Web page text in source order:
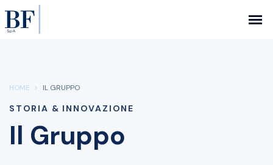
HOME IL GRUPPO
STORIA & INNOVAZIONE
Il Gruppo